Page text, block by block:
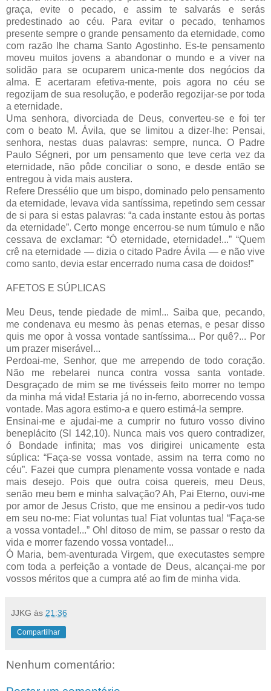
graça, evite o pecado, e assim te salvarás e serás
predestinado ao céu. Para evitar o pecado, tenhamos
presente sempre o grande pensamento da eternidade, como
com razão lhe chama Santo Agostinho. Es-te pensamento
moveu muitos jovens a abandonar o mundo e a viver na
solidão para se ocuparem unica-mente dos negócios da
alma. E acertaram efetiva-mente, pois agora no céu se
regozijam de sua resolução, e poderão regozijar-se por toda
a eternidade.
Uma senhora, divorciada de Deus, converteu-se e foi ter
com o beato M. Ávila, que se limitou a dizer-lhe: Pensai,
senhora, nestas duas palavras: sempre, nunca. O Padre
Paulo Ségneri, por um pensamento que teve certa vez da
eternidade, não pôde conciliar o sono, e desde então se
entregou à vida mais austera.
Refere Dressélio que um bispo, dominado pelo pensamento
da eternidade, levava vida santíssima, repetindo sem cessar
de si para si estas palavras: “a cada instante estou às portas
da eternidade”. Certo monge encerrou-se num túmulo e não
cessava de exclamar: “Ó eternidade, eternidade!...” “Quem
crê na eternidade — dizia o citado Padre Ávila — e não vive
como santo, devia estar encerrado numa casa de doidos!”
AFETOS E SÚPLICAS
Meu Deus, tende piedade de mim!... Saiba que, pecando,
me condenava eu mesmo às penas eternas, e pesar disso
quis me opor à vossa vontade santíssima... Por quê?... Por
um prazer miserável...
Perdoai-me, Senhor, que me arrependo de todo coração.
Não me rebelarei nunca contra vossa santa vontade.
Desgraçado de mim se me tivésseis feito morrer no tempo
da minha má vida! Estaria já no in-ferno, aborrecendo vossa
vontade. Mas agora estimo-a e quero estimá-la sempre.
Ensinai-me e ajudai-me a cumprir no futuro vosso divino
beneplácito (Sl 142,10). Nunca mais vos quero contradizer,
ó Bondade infinita; mas vos dirigirei unicamente esta
súplica: “Faça-se vossa vontade, assim na terra como no
céu”. Fazei que cumpra plenamente vossa vontade e nada
mais desejo. Pois que outra coisa quereis, meu Deus,
senão meu bem e minha salvação? Ah, Pai Eterno, ouvi-me
por amor de Jesus Cristo, que me ensinou a pedir-vos tudo
em seu no-me: Fiat voluntas tua! Fiat voluntas tua! “Faça-se
a vossa vontade!...” Oh! ditoso de mim, se passar o resto da
vida e morrer fazendo vossa vontade!...
Ó Maria, bem-aventurada Virgem, que executastes sempre
com toda a perfeição a vontade de Deus, alcançai-me por
vossos méritos que a cumpra até ao fim de minha vida.
JJKG às 21:36
Compartilhar
Nenhum comentário: